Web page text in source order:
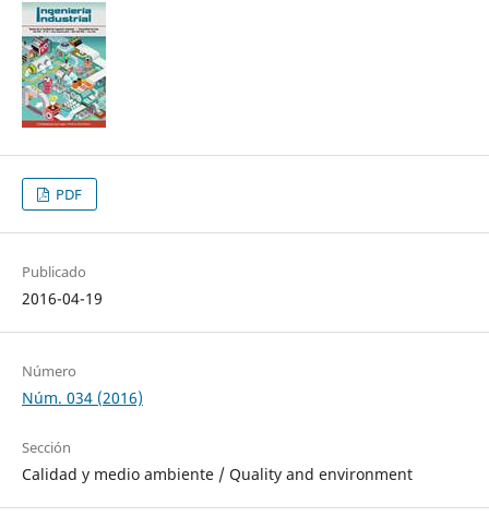
PDF
Publicado
2016-04-19
Número
Núm. 034 (2016)
Sección
Calidad y medio ambiente / Quality and environment